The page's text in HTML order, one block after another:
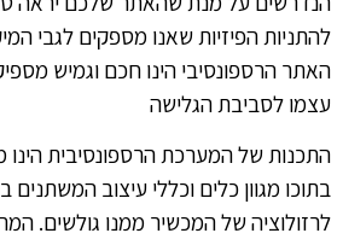
להתניות הפיזיות שאנו מספקים לגבי
האתר הרספונסיבי הינו חכם וגמיש
עצמו לסביבת הגלישה
התכנות של המערכת הרספונסיבית הינו
בתוכו מגוון כלים וכללי עיצוב
לרזולוציה של המכשיר ממנו גולשים.